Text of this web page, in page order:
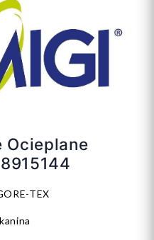
Ocieplane
TEX